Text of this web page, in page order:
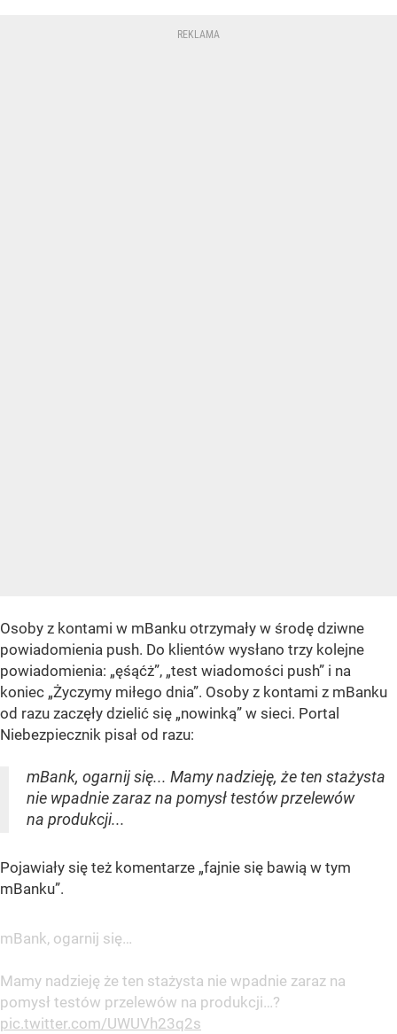
Osoby z kontami w mBanku otrzymały w środę dziwne
powiadomienia push. Do klientów wysłano trzy kolejne
powiadomienia: „ęśąćż”, „test wiadomości push” i na
koniec „Życzymy miłego dnia”. Osoby z kontami z mBanku
od razu zaczęły dzielić się „nowinką” w sieci. Portal
Niebezpiecznik pisał od razu:
mBank, ogarnij się... Mamy nadzieję, że ten stażysta
nie wpadnie zaraz na pomysł testów przelewów
na produkcji...
Pojawiały się też komentarze „fajnie się bawią w tym
mBanku”.
mBank, ogarnij się…
Mamy nadzieję że ten stażysta nie wpadnie zaraz na
pomysł testów przelewów na produkcji…?
pic.twitter.com/UWUVh23q2s